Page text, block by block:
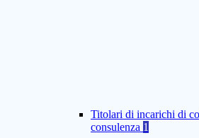
Titolari di incarichi di
consulenza 1